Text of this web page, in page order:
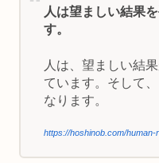
人は望ましい結果
す。
人は、望ましい結
ています。そして
なります。
https://hoshinob.com/